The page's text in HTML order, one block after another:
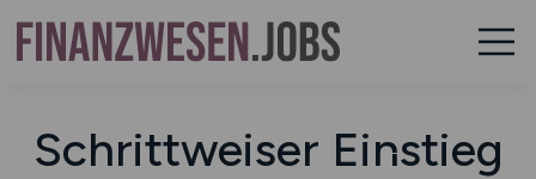
Schrittweiser Einstieg